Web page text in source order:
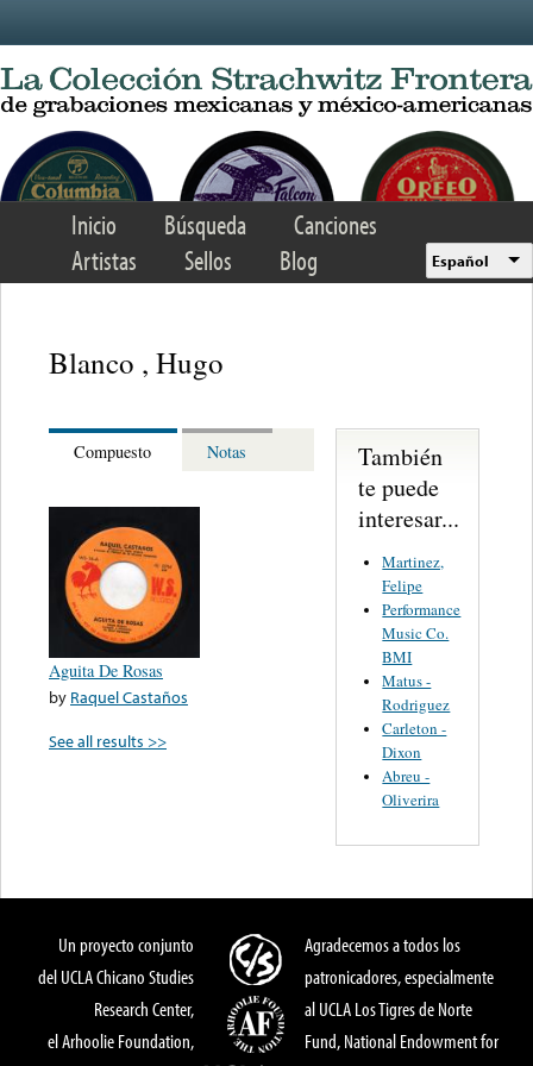
Inicio Búsqueda
Canciones
Artistas
Sellos Blog Español
Blanco , Hugo
Compuesto Notas
Aguita De Rosas
by Raquel Castaños
See all results >>
También
te puede
interesar...
Martinez,
Felipe
Performance
Music Co.
BMI
Matus -
Rodriguez
Carleton -
Dixon
Abreu -
Oliverira
Un proyecto conjunto
del UCLA Chicano Studies
Research Center,
el Arhoolie Foundation,
Agradecemos a todos los
patronicadores, especialmente
al UCLA Los Tigres de Norte
Fund, National Endowment for